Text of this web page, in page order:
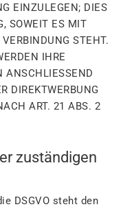
EINZULEGEN; DIES
SOWEIT ES MIT
STEHT.
IHRE
ANSCHLIESSEND
DIREKTWERBUNG
ART. 21 ABS. 2
zuständigen
DSGVO steht den